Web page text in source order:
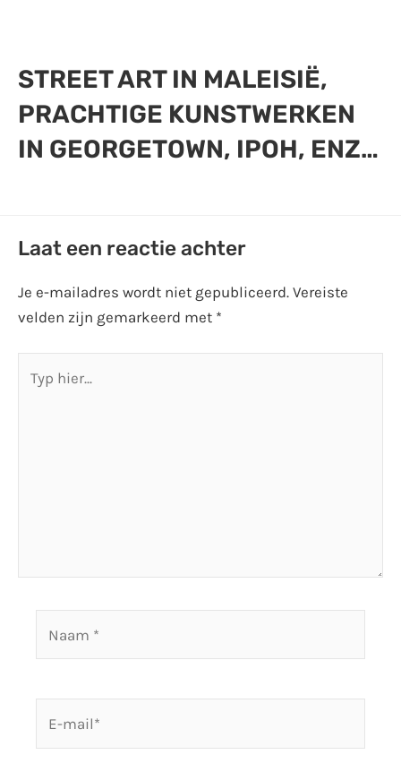
STREET ART IN MALEISIË,
PRACHTIGE KUNSTWERKEN
IN GEORGETOWN, IPOH, ENZ…
Laat een reactie achter
Je e-mailadres wordt niet gepubliceerd. Vereiste
velden zijn gemarkeerd met *
hier...